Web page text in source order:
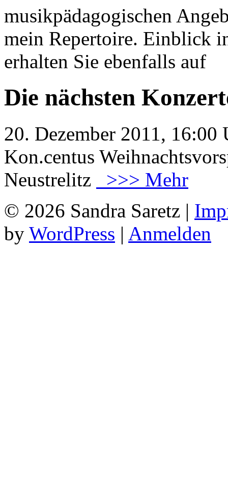
musikpädagogischen
mein Repertoire. Einblick
erhalten Sie ebenfalls auf
Die nächsten
20. Dezember 2011, 16:00
Kon.centus
Neustrelitz
>>> Mehr
© 2026 Sandra Saretz |
by WordPress | Anmelden